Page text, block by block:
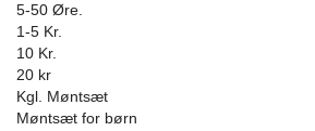
5-50 Øre.
1-5 Kr.
10 Kr.
20 kr
Kgl. Møntsæt
Møntsæt for børn